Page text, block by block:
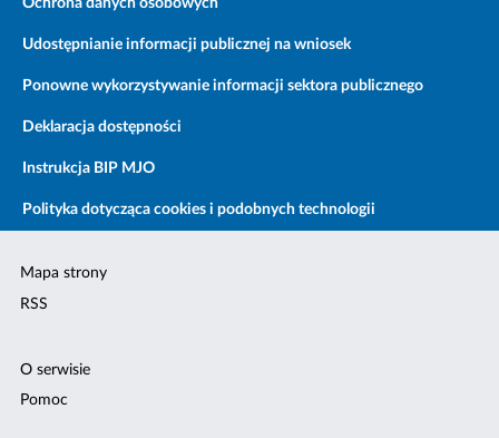
Ochrona danych osobowych
Udostępnianie informacji publicznej na wniosek
Ponowne wykorzystywanie informacji sektora publicznego
Deklaracja dostępności
Instrukcja BIP MJO
Polityka dotycząca cookies i podobnych technologii
Mapa strony
RSS
O serwisie
Pomoc